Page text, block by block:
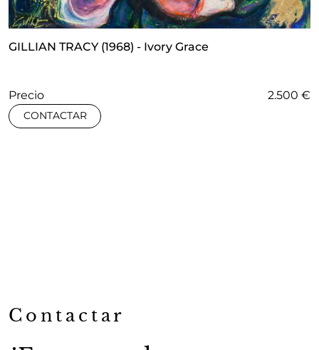
GILLIAN TRACY (1968) - Ivory Grace
Precio 2.500 €
CONTACTAR
Contactar